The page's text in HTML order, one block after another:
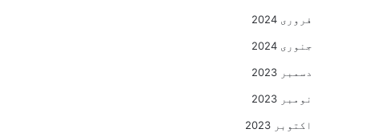
فروری 2024
جنوری 2024
دسمبر 2023
نومبر 2023
اکتوبر 2023